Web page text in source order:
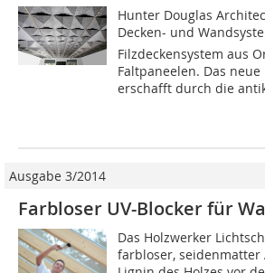
Hunter Douglas
Decken- und
Filzdeckensystem aus
Faltpaneelen. Das neue
erschafft durch die
Ausgabe 3/2014
Farbloser UV-Blocker für
Das Holzwerker
farbloser, seidenmatter